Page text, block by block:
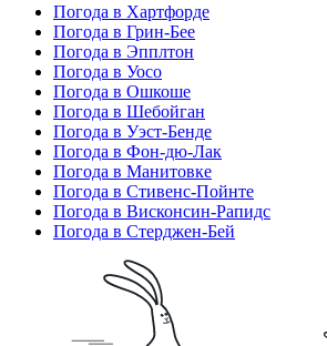
Погода в Хартфорде
Погода в Грин-Бее
Погода в Эпплтон
Погода в Уосо
Погода в Ошкоше
Погода в Шебойган
Погода в Уэст-Бенде
Погода в Фон-дю-Лак
Погода в Манитовке
Погода в Стивенс-Пойнте
Погода в Висконсин-Рапидс
Погода в Стерджен-Бей